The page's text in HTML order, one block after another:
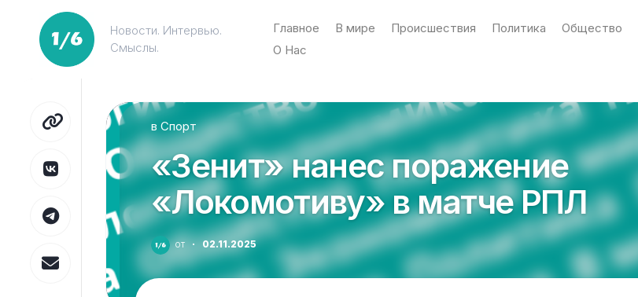
содержанию
Новости. Интервью.
Смыслы.
Главное В мире Происшествия Политика Общество
О Нас
в Спорт
«Зенит» нанес поражение
«Локомотиву» в матче РПЛ
от · 02.11.2025